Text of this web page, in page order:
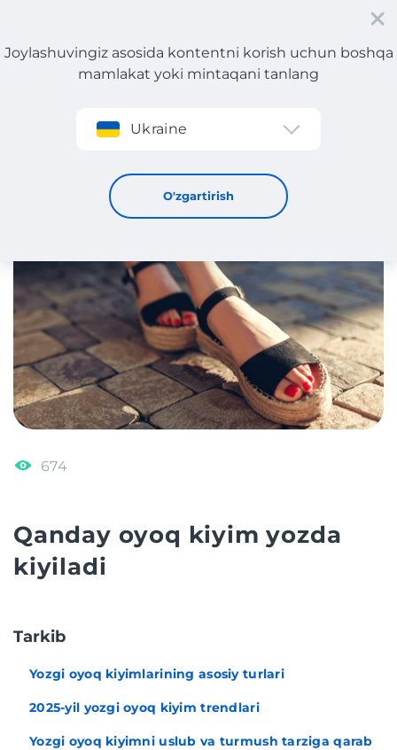
Roʻyxatdan oʻtish
Joylashuvingiz asosida kontentni korish uchun boshqa
mamlakat yoki mintaqani tanlang
Ukraine
O'zgartirish
Qanday oyoq kiyim yozda kiyiladi
674
Qanday oyoq kiyim yozda
kiyiladi
Tarkib
Yozgi oyoq kiyimlarining asosiy turlari
2025-yil yozgi oyoq kiyim trendlari
Yozgi oyoq kiyimni uslub va turmush tarziga qarab